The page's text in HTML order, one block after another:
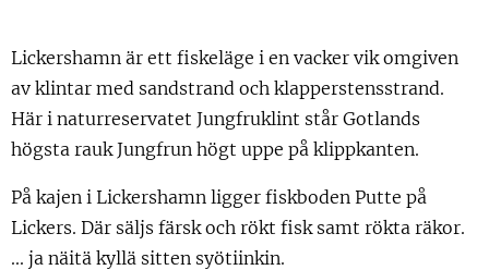
Lickershamn är ett fiskeläge i en vacker vik omgiven
av klintar med sandstrand och klapperstensstrand.
Här i naturreservatet Jungfruklint står Gotlands
högsta rauk Jungfrun högt uppe på klippkanten.
På kajen i Lickershamn ligger fiskboden Putte på
Lickers. Där säljs färsk och rökt fisk samt rökta räkor.
... ja näitä kyllä sitten syötiinkin.